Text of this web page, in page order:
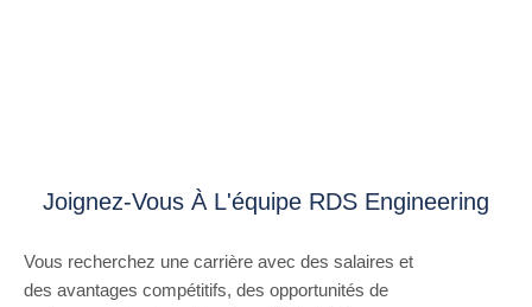
Joignez-Vous À L'équipe RDS Engineering
Vous recherchez une carrière avec des salaires et
des avantages compétitifs, des opportunités de